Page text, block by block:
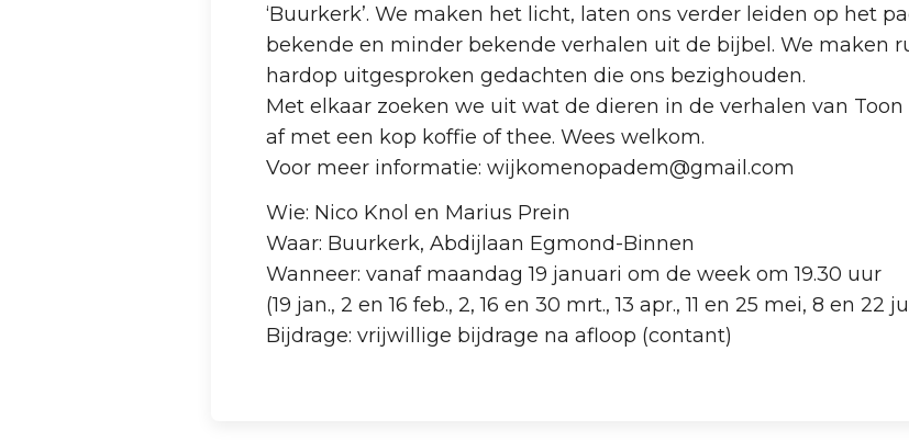
‘Buurkerk’. We maken het licht, laten ons verder leiden op het
bekende en minder bekende verhalen uit de bijbel. We maken
hardop uitgesproken gedachten die ons bezighouden.
Met elkaar zoeken we uit wat de dieren in de verhalen van
af met een kop koffie of thee. Wees welkom.
Voor meer informatie: wijkomenopadem@gmail.com
Wie: Nico Knol en Marius Prein
Waar: Buurkerk, Abdijlaan Egmond-Binnen
Wanneer: vanaf maandag 19 januari om de week om 19.30 uur
(19 jan., 2 en 16 feb., 2, 16 en 30 mrt., 13 apr., 11 en 25 mei, 8 en 22
Bijdrage: vrijwillige bijdrage na afloop (contant)